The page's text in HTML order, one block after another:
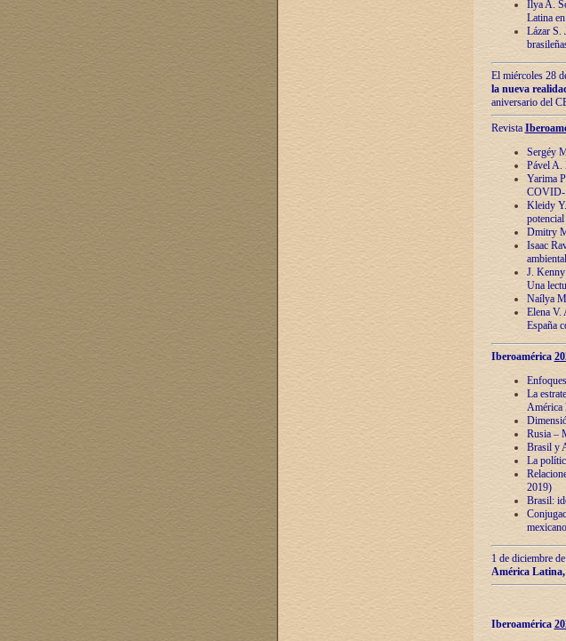
Ilya A.
Latina
Lázar S.
El miércoles 28
la nueva
aniversario del
Revista
Sergéy
Pável A.
Yarima
COVID-
Kleidy
Dmitry
Isaac
J.
Una
Naílya
Elena
España
Iberoamérica
La
América
Rusia –
Brasil y
La
2019)
Brasil:
1 de diciembre
América Latina,
Iberoamérica